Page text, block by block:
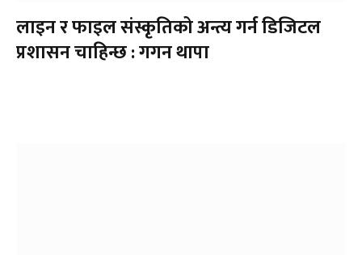
लाइन र फाइल संस्कृतिको अन्त्य गर्न डिजिटल
प्रशासन चाहिन्छ : गगन थापा